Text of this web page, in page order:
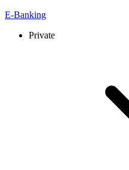
E-Banking
Private